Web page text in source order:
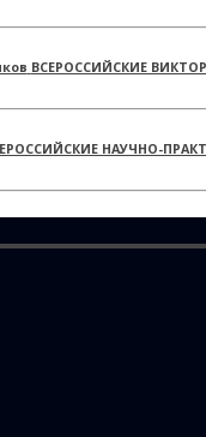
ВСЕРОССИЙСКИЕ
НАУЧНО-